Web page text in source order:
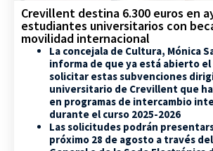
Crevillent destina 6.300 euros en
estudiantes universitarios con
movilidad internacional
La concejala de Cultura, Mónica
informa de que ya está abierto el
solicitar estas subvenciones
universitario de Crevillent que
en programas de intercambio
durante el curso 2025-2026
Las solicitudes podrán
próximo 28 de agosto a través